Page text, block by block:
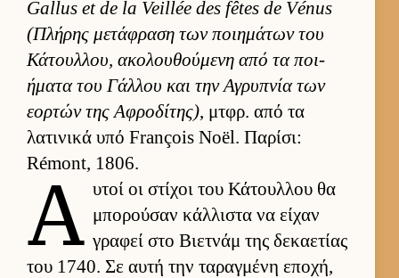
Gallus et de la Veillée des fêtes de Vénus
(Πλήρης μετάφραση των ποι­ημάτων του
Κάτουλ­λου, ακολου­θού­μενη από τα ποι­
ήματα του Γάλ­λου και την Αγρυπνία των
εορ­τών της Αφροδίτης), μτ­φρ. από τα
λατινικά υπό François Noël. Παρίσι:
Rémont, 1806.
Α υ­τοί οι στίχοι του Κάτουλ­λου θα
μπορού­σαν κάλ­λιστα να εί­χαν
γραφεί στο Βιετ­νάμ της δεκαετίας
του 1740. Σε αυτή την ταραγ­μένη εποχή,